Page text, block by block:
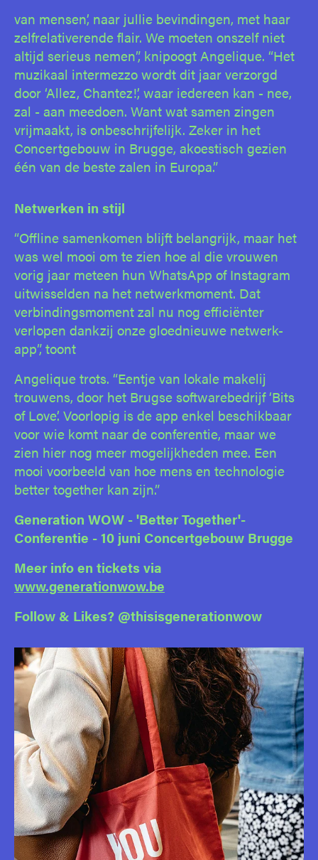
van mensen’, naar jullie bevindingen, met haar
zelfrelativerende flair. We moeten onszelf niet
altijd serieus nemen”, knipoogt Angelique. “Het
muzikaal intermezzo wordt dit jaar verzorgd
door ‘Allez, Chantez!’, waar iedereen kan - nee,
zal - aan meedoen. Want wat samen zingen
vrijmaakt, is onbeschrijfelijk. Zeker in het
Concertgebouw in Brugge, akoestisch gezien
één van de beste zalen in Europa.”
Netwerken in stijl
“Offline samenkomen blijft belangrijk, maar het
was wel mooi om te zien hoe al die vrouwen
vorig jaar meteen hun WhatsApp of Instagram
uitwisselden na het netwerkmoment. Dat
verbindingsmoment zal nu nog efficiënter
verlopen dankzij onze gloednieuwe netwerk-
app”, toont
Angelique trots. “Eentje van lokale makelij
trouwens, door het Brugse softwarebedrijf ‘Bits
of Love’. Voorlopig is de app enkel beschikbaar
voor wie komt naar de conferentie, maar we
zien hier nog meer mogelijkheden mee. Een
mooi voorbeeld van hoe mens en technologie
better together kan zijn.”
Generation WOW - 'Better Together'-
Conferentie - 10 juni Concertgebouw Brugge
Meer info en tickets via
www.generationwow.be
Follow & Likes? @thisisgenerationwow